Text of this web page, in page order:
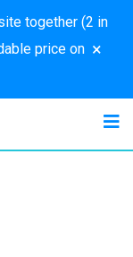
together (2 in
price on ×